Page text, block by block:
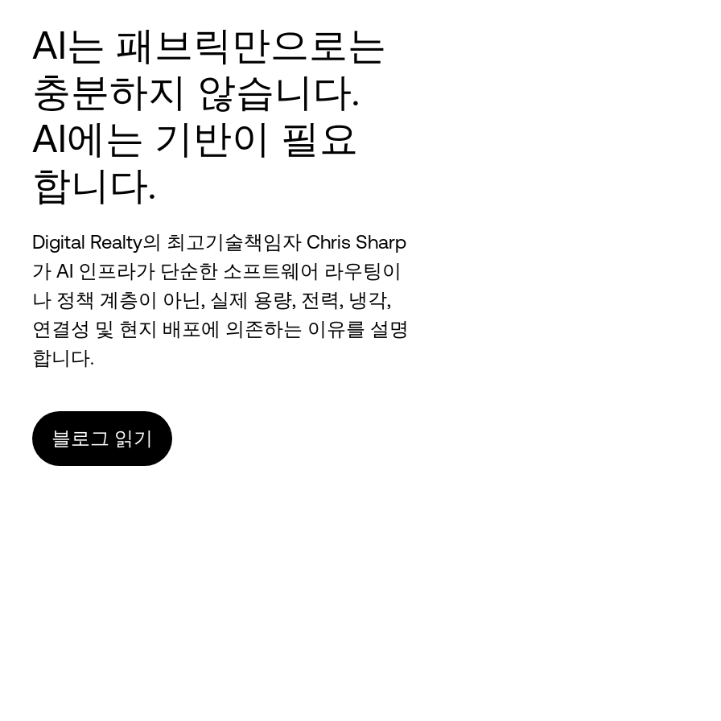
AI는 패브릭만으로는
충분하지 않습니다.
AI에는 기반이 필요
합니다.
Digital Realty의 최고기술책임자 Chris Sharp
가 AI 인프라가 단순한 소프트웨어 라우팅이
나 정책 계층이 아닌, 실제 용량, 전력, 냉각,
연결성 및 현지 배포에 의존하는 이유를 설명
합니다.
블로그 읽기